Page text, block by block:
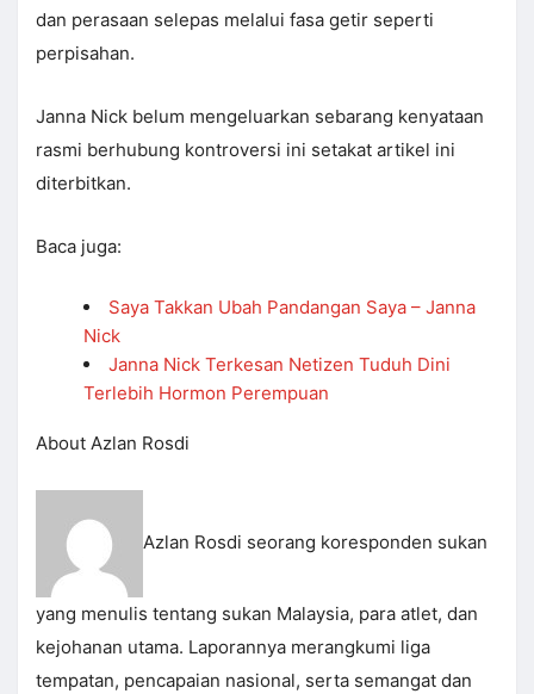
dan perasaan selepas melalui fasa getir seperti
perpisahan.
Janna Nick belum mengeluarkan sebarang kenyataan
rasmi berhubung kontroversi ini setakat artikel ini
diterbitkan.
Baca juga:
Saya Takkan Ubah Pandangan Saya – Janna
Nick
Janna Nick Terkesan Netizen Tuduh Dini
Terlebih Hormon Perempuan
About Azlan Rosdi
Azlan Rosdi seorang koresponden sukan
yang menulis tentang sukan Malaysia, para atlet, dan
kejohanan utama. Laporannya merangkumi liga
tempatan, pencapaian nasional, serta semangat dan